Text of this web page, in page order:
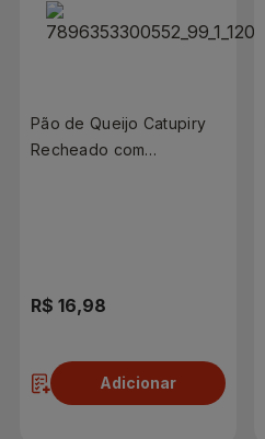
Pão de Queijo Catupiry
Recheado com
R$ 16,98
Adicionar